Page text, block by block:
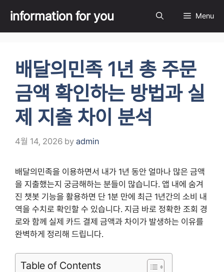
content
information for you Menu
배달의민족 1년 총 주문
금액 확인하는 방법과 실
제 지출 차이 분석
4월 14, 2026 by admin
배달의민족을 이용하면서 내가 1년 동안 얼마나 많은 금액
을 지출했는지 궁금해하는 분들이 많습니다. 앱 내에 숨겨
진 챗봇 기능을 활용하면 단 1분 만에 최근 1년간의 소비 내
역을 수치로 확인할 수 있습니다. 지금 바로 정확한 조회 경
로와 함께 실제 카드 결제 금액과 차이가 발생하는 이유를
완벽하게 정리해 드립니다.
Table of Contents